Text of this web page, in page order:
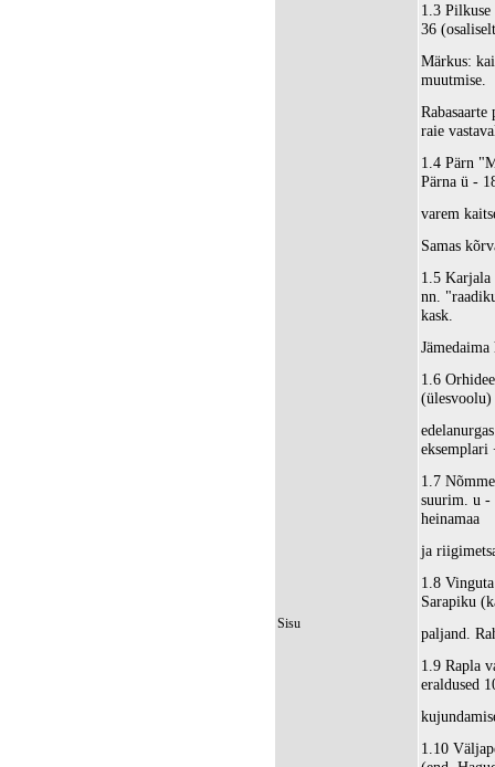
Sisu
1.3
36
Märkus:
muutmise.
raie
1.4 Pärn
Pärna ü -
varem
Samas
1.5 Karjala
nn.
kask.
1.6
(ülesvoolu)
eksemplari
1.7
suurim. u -
heinamaa
ja
1.8
Sarapiku
paljand.
1.9 Rapla
eraldused
1.10